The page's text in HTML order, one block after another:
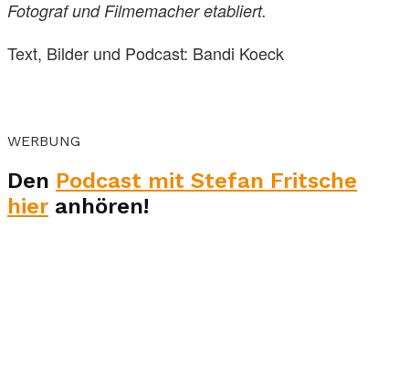
Fotograf und Filmemacher etabliert.
Text, Bilder und Podcast: Bandi Koeck
WERBUNG
Den Podcast mit Stefan Fritsche
hier anhören!